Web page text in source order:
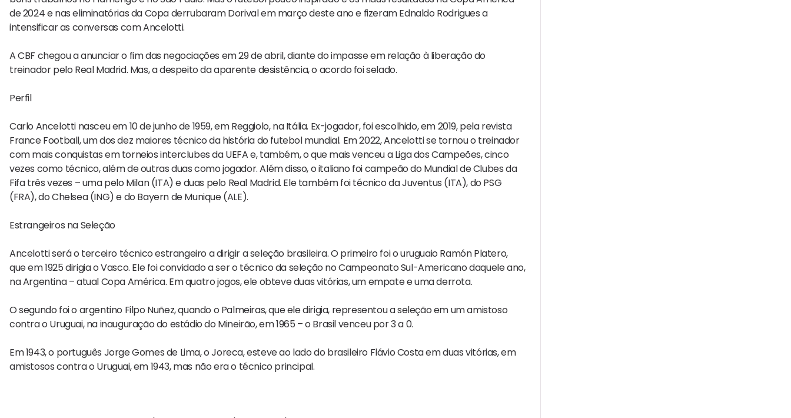
de 2024 e nas eliminatórias da Copa derrubaram Dorival em março deste ano e fizeram Ednaldo Rodrigues a
intensificar as conversas com Ancelotti.
A CBF chegou a anunciar o fim das negociações em 29 de abril, diante do impasse em relação à liberação do
treinador pelo Real Madrid. Mas, a despeito da aparente desistência, o acordo foi selado.
Perfil
Carlo Ancelotti nasceu em 10 de junho de 1959, em Reggiolo, na Itália. Ex-jogador, foi escolhido, em 2019, pela revista
France Football, um dos dez maiores técnico da história do futebol mundial. Em 2022, Ancelotti se tornou o treinador
com mais conquistas em torneios interclubes da UEFA e, também, o que mais venceu a Liga dos Campeões, cinco
vezes como técnico, além de outras duas como jogador. Além disso, o italiano foi campeão do Mundial de Clubes da
Fifa três vezes – uma pelo Milan (ITA) e duas pelo Real Madrid. Ele também foi técnico da Juventus (ITA), do PSG
(FRA), do Chelsea (ING) e do Bayern de Munique (ALE).
Estrangeiros na Seleção
Ancelotti será o terceiro técnico estrangeiro a dirigir a seleção brasileira. O primeiro foi o uruguaio Ramón Platero,
que em 1925 dirigia o Vasco. Ele foi convidado a ser o técnico da seleção no Campeonato Sul-Americano daquele ano,
na Argentina – atual Copa América. Em quatro jogos, ele obteve duas vitórias, um empate e uma derrota.
O segundo foi o argentino Filpo Nuñez, quando o Palmeiras, que ele dirigia, representou a seleção em um amistoso
contra o Uruguai, na inauguração do estádio do Mineirão, em 1965 – o Brasil venceu por 3 a 0.
Em 1943, o português Jorge Gomes de Lima, o Joreca, esteve ao lado do brasileiro Flávio Costa em duas vitórias, em
amistosos contra o Uruguai, em 1943, mas não era o técnico principal.